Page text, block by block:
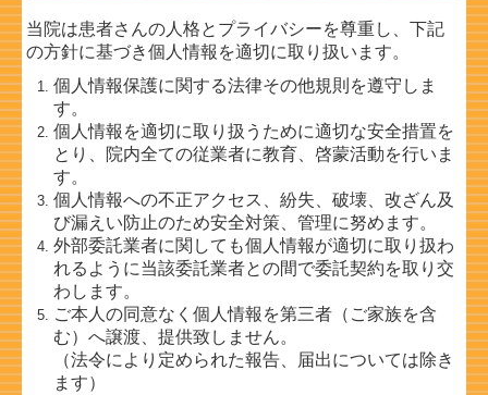
施設基準
当院は患者さんの人格とプライバシーを尊重し、下記
の方針に基づき個人情報を適切に取り扱います。
個人情報保護に関する法律その他規則を遵守しま
す。
個人情報を適切に取り扱うために適切な安全措置を
とり、院内全ての従業者に教育、啓蒙活動を行いま
す。
個人情報への不正アクセス、紛失、破壊、改ざん及
び漏えい防止のため安全対策、管理に努めます。
外部委託業者に関しても個人情報が適切に取り扱わ
れるように当該委託業者との間で委託契約を取り交
わします。
ご本人の同意なく個人情報を第三者（ご家族を含
む）へ譲渡、提供致しません。
（法令により定められた報告、届出については除き
ます）